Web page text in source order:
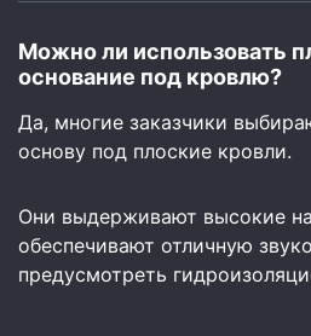
Можно ли использовать
основание под кровлю?
Да, многие заказчики
основу под плоские кровли.
Они выдерживают высокие
обеспечивают отличную
предусмотреть